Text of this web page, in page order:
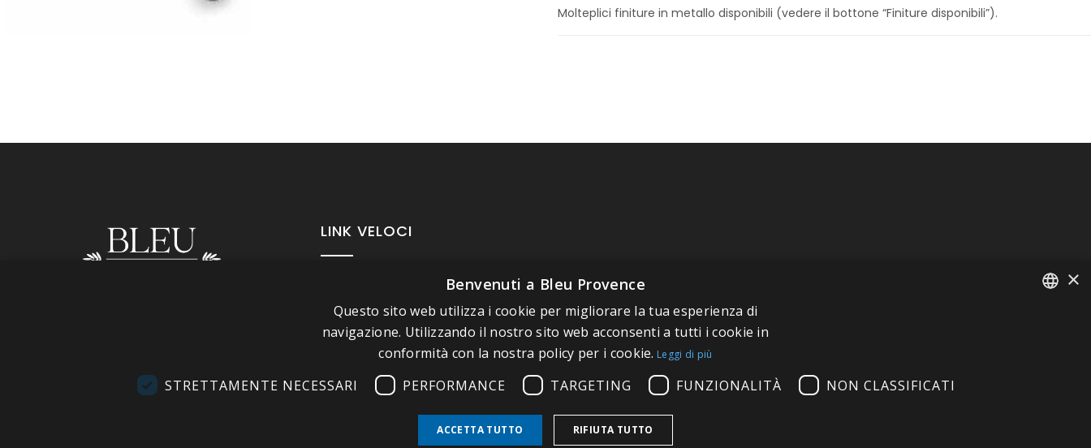
Molteplici finiture in metallo disponibili (vedere il bottone “Finiture disponibili”).
LINK VELOCI
A proposito di Bleu Provence
Informazioni legali
Condizioni di vendita
Contatti
Visitate il nostro Showroom
×
Benvenuti a Bleu Provence
Questo sito web utilizza i cookie per migliorare la tua esperienza di
navigazione. Utilizzando il nostro sito web acconsenti a tutti i cookie in
conformità con la nostra policy per i cookie. Leggi di più
STRETTAMENTE NECESSARI PERFORMANCE TARGETING FUNZIONALITÀ NON CLASSIFICATI
ACCETTA TUTTO RIFIUTA TUTTO